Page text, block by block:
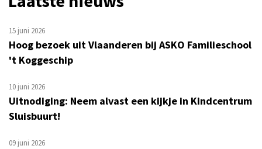
15 juni 2026
Hoog bezoek uit Vlaanderen bij ASKO Familieschool
't Koggeschip
10 juni 2026
Uitnodiging: Neem alvast een kijkje in Kindcentrum
Sluisbuurt!
09 juni 2026